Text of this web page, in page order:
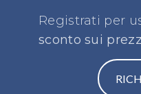
Registrati per
sconto sui